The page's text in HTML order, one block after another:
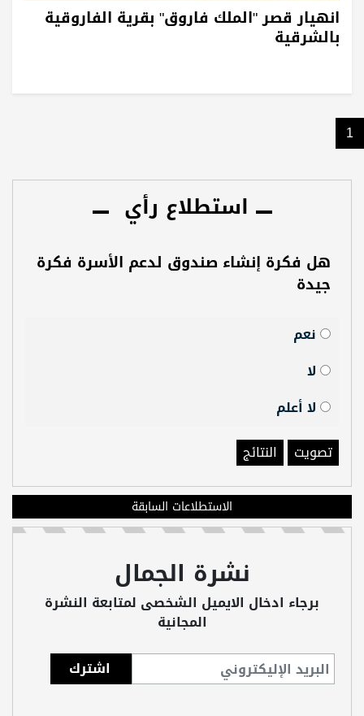
انهيار قصر "الملك فاروق" بقرية الفاروقية
بالشرقية
1
استطلاع رأي
هل فكرة إنشاء صندوق لدعم الأسرة فكرة
جيدة
نعم
لا
لا أعلم
تصويت
النتائج
الاستطلاعات السابقة
نشرة الجمال
برجاء ادخال الايميل الشخصى لمتابعة النشرة
المجانية